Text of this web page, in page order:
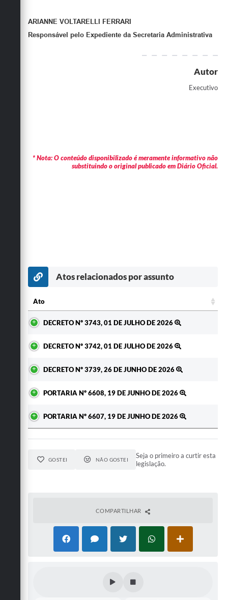
ARIANNE VOLTARELLI FERRARI
Responsável pelo Expediente da Secretaria Administrativa
Autor
Executivo
* Nota: O conteúdo disponibilizado é meramente informativo não
substituindo o original publicado em Diário Oficial.
Atos relacionados por assunto
Ato
DECRETO Nº 3743, 01 DE JULHO DE 2026
DECRETO Nº 3742, 01 DE JULHO DE 2026
DECRETO Nº 3739, 26 DE JUNHO DE 2026
PORTARIA Nº 6608, 19 DE JUNHO DE 2026
PORTARIA Nº 6607, 19 DE JUNHO DE 2026
GOSTEI NÃO GOSTEI
Seja o primeiro a curtir esta
legislação.
COMPARTILHAR